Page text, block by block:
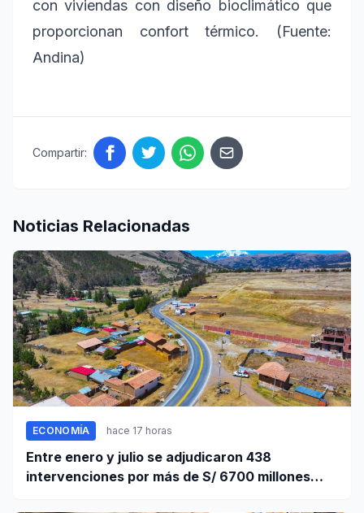
con viviendas con diseño bioclimático que
proporcionan confort térmico. (Fuente:
Andina)
Compartir:
Noticias Relacionadas
ECONOMÍA hace 17 horas
Entre enero y julio se adjudicaron 438
intervenciones por más de S/ 6700 millones